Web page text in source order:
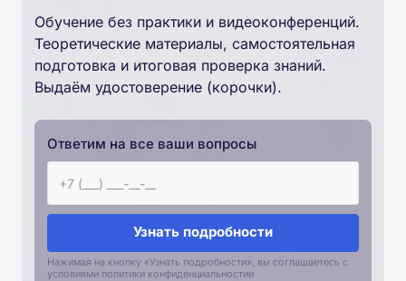
Обучение без практики и видеоконференций.
Теоретические материалы, самостоятельная
подготовка и итоговая проверка знаний.
Выдаём удостоверение (корочки).
Ответим на все ваши вопросы
Узнать подробности
Нажимая на кнопку «Узнать подробности», вы соглашаетесь с
условиями политики конфиденциальностии